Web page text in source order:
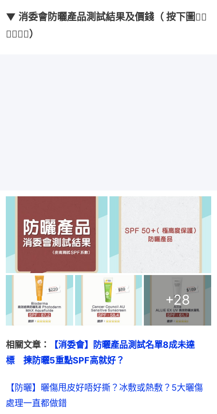
▼ 消委會防曬產品測試結果及價錢（ 按下圖👇🏻
👇🏻👇🏻）
+28
相關文章：
【消委會】防曬產品測試名單8成未達
標　揀防曬5重點SPF高就好？
【防曬】曬傷甩皮好唔好撕？冰敷或熱敷？5大曬傷
處理一直都做錯